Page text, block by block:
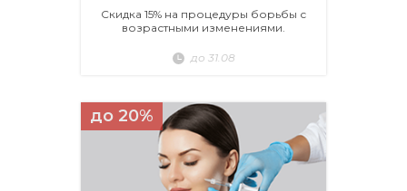
Скидка 15% на процедуры борьбы с
возрастными изменениями.
до 31.08
до 20%